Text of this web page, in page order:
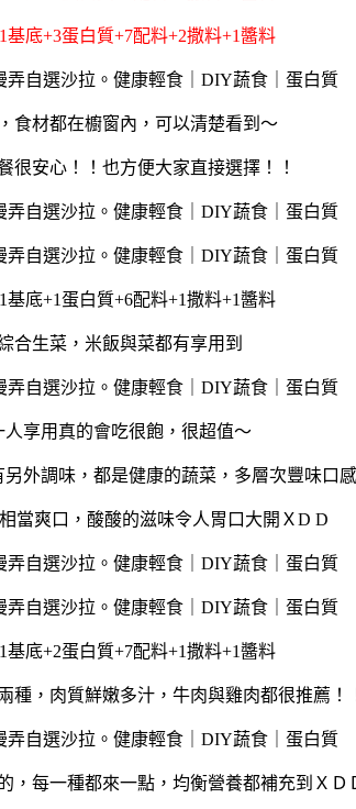
基底+3蛋白質+7配料+2撒料+1醬料
食材都在櫥窗內，可以清楚看到～
很安心！！也方便大家直接選擇！！
基底+1蛋白質+6配料+1撒料+1醬料
合生菜，米飯與菜都有享用到
人享用真的會吃很飽，很超值～
外調味，都是健康的蔬菜，多層次豐味口感
當爽口，酸酸的滋味令人胃口大開ＸD D
基底+2蛋白質+7配料+1撒料+1醬料
種，肉質鮮嫩多汁，牛肉與雞肉都很推薦！
，每一種都來一點，均衡營養都補充到ＸＤ